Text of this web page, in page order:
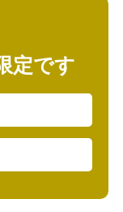
定です